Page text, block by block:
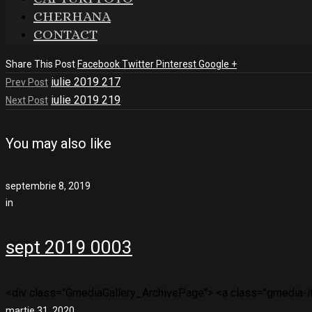
CHERHANA
CONTACT
Share This Post FacebookTwitter PinterestGoogle +
Prev Post iulie 2019 217
Next Post iulie 2019 219
You may also like
septembrie 8, 2019
in
sept 2019 0003